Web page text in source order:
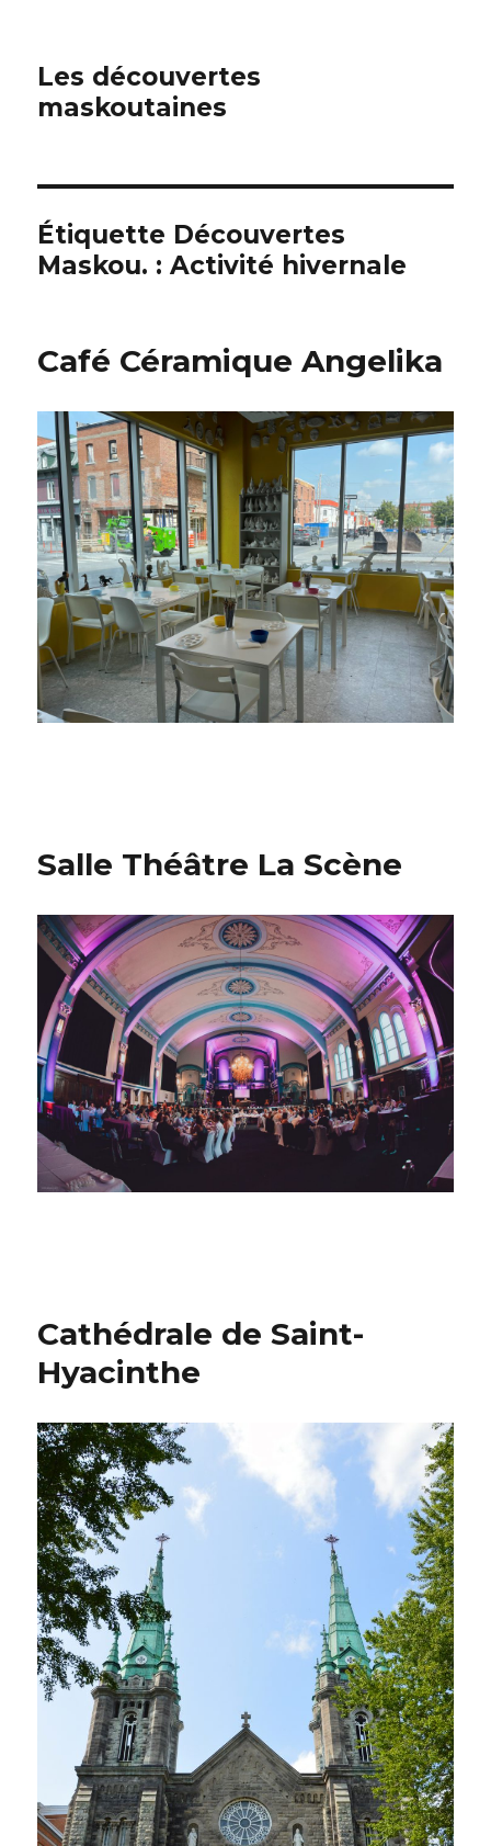
Les découvertes
maskoutaines
Étiquette Découvertes
Maskou. :Activité hivernale
Café Céramique Angelika
Salle Théâtre La Scène
Cathédrale de Saint-
Hyacinthe